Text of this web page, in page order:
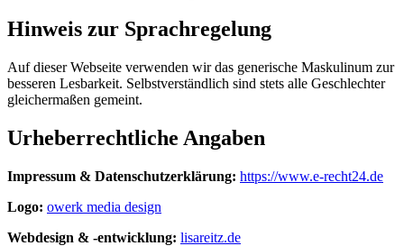
Hinweis zur Sprachregelung
Auf dieser Webseite verwenden wir das generische Maskulinum zur
besseren Lesbarkeit. Selbstverständlich sind stets alle Geschlechter
gleichermaßen gemeint.
Urheberrechtliche Angaben
Impressum & Datenschutzerklärung: https://www.e-recht24.de
Logo: owerk media design
Webdesign & -entwicklung: lisareitz.de